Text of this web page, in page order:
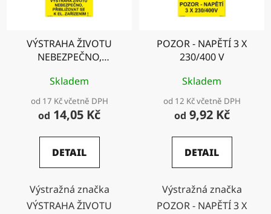
VÝSTRAHA ŽIVOTU
NEBEZPEČNO,
ZAŘÍZENÍM!
Skladem
od 17 Kč včetně DPH
od 14,05 Kč
DETAIL
Výstražná značka
VÝSTRAHA ŽIVOTU
POZOR - NAPĚTÍ 3 X
230/400 V
Skladem
od 12 Kč včetně DPH
od 9,92 Kč
DETAIL
Výstražná značka
POZOR - NAPĚTÍ 3 X